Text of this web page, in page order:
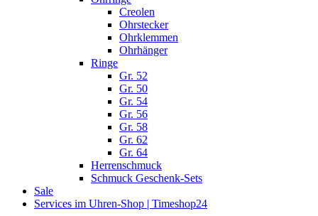
Creolen
Ohrstecker
Ohrklemmen
Ohrhänger
Ringe
Gr. 52
Gr. 50
Gr. 54
Gr. 56
Gr. 58
Gr. 62
Gr. 64
Herrenschmuck
Schmuck Geschenk-Sets
Sale
Services im Uhren-Shop | Timeshop24